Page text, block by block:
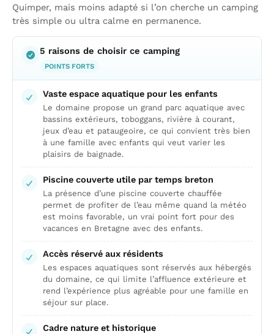
Quimper, mais moins adapté si l’on cherche un camping
très simple ou ultra calme en permanence.
5 raisons de choisir ce camping
POINTS FORTS
Vaste espace aquatique pour les enfants
Le domaine propose un grand parc aquatique avec
bassins extérieurs, toboggans, rivière à courant,
jeux d’eau et pataugeoire, ce qui convient très bien
à une famille avec enfants qui veut varier les
plaisirs de baignade.
Piscine couverte utile par temps breton
La présence d’une piscine couverte chauffée
permet de profiter de l’eau même quand la météo
est moins favorable, un vrai point fort pour des
vacances en Bretagne avec des enfants.
Accès réservé aux résidents
Les espaces aquatiques sont réservés aux hébergés
du domaine, ce qui limite l’affluence extérieure et
rend l’expérience plus agréable pour une famille en
séjour sur place.
Cadre nature et historique